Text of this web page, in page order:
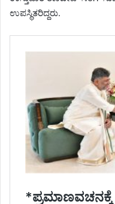
ಉಪಸ್ಥಿತರಿದ್ದರು.